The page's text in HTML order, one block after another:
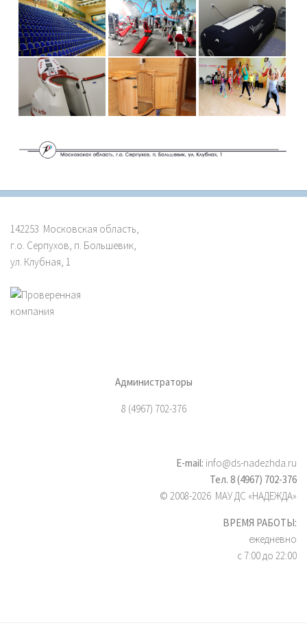
142253 Московская область,
г.о. Серпухов, п. Большевик,
ул. Клубная, 1
Администраторы
8 (4967) 702-376
E-mail: info@ds-nadezhda.ru
Тел. 8 (4967) 702-376
© 2008-2026 МАУ ДС «НАДЕЖДА»
ВРЕМЯ РАБОТЫ:
ежедневно
с 7:00 до 22:00